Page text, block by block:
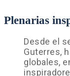
Plenarias
Desde el
Guterres,
globales,